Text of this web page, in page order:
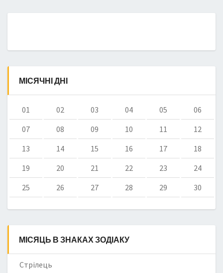
МІСЯЧНІ ДНІ
01 02 03 04 05
06
07
08 09 10 11
12
13
14 15 16 17
18
19
20 21 22 23
24
25
26 27 28 29 30
МІСЯЦЬ В ЗНАКАХ ЗОДІАКУ
Стрілець